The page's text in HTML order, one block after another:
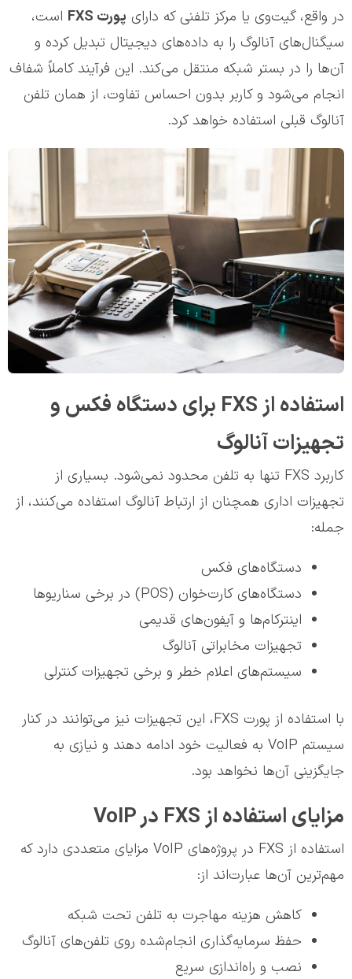
در واقع، گیت‌وی یا مرکز تلفنی که دارای پورت
است،
سیگنال‌های آنالوگ را به داده‌های دیجیتال تبدیل کرده و
آن‌ها را در بستر شبکه منتقل می‌کند. این فرآیند کاملاً شفاف
انجام می‌شود و کاربر بدون احساس تفاوت، از همان تلفن
آنالوگ قبلی استفاده خواهد کرد.
استفاده از FXS برای دستگاه فکس و
تجهیزات آنالوگ
کاربرد FXS تنها به تلفن محدود نمی‌شود. بسیاری از
تجهیزات اداری همچنان از ارتباط آنالوگ استفاده می‌کنند، از
جمله:
دستگاه‌های فکس
دستگاه‌های کارت‌خوان (POS) در برخی سناریوها
اینترکام‌ها و آیفون‌های قدیمی
تجهیزات مخابراتی آنالوگ
سیستم‌های اعلام خطر و برخی تجهیزات کنترلی
با استفاده از پورت FXS، این تجهیزات نیز می‌توانند در کنار
سیستم VoIP به فعالیت خود ادامه دهند و نیازی به
جایگزینی آن‌ها نخواهد بود.
مزایای استفاده از FXS در VoIP
استفاده از FXS در پروژه‌های VoIP مزایای متعددی دارد که
مهم‌ترین آن‌ها عبارت‌اند از:
کاهش هزینه مهاجرت به تلفن تحت شبکه
حفظ سرمایه‌گذاری انجام‌شده روی تلفن‌های آنالوگ
نصب و راه‌اندازی سریع